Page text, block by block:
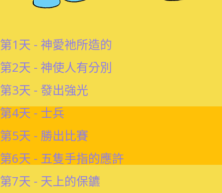
第1天 - 神愛祂所造的
第2天 - 神使人有分別
第3天 - 發出強光
第4天 - 士兵
第5天 - 勝出比賽
第6天 - 五隻手指的應許
第7天 - 天上的保鑣